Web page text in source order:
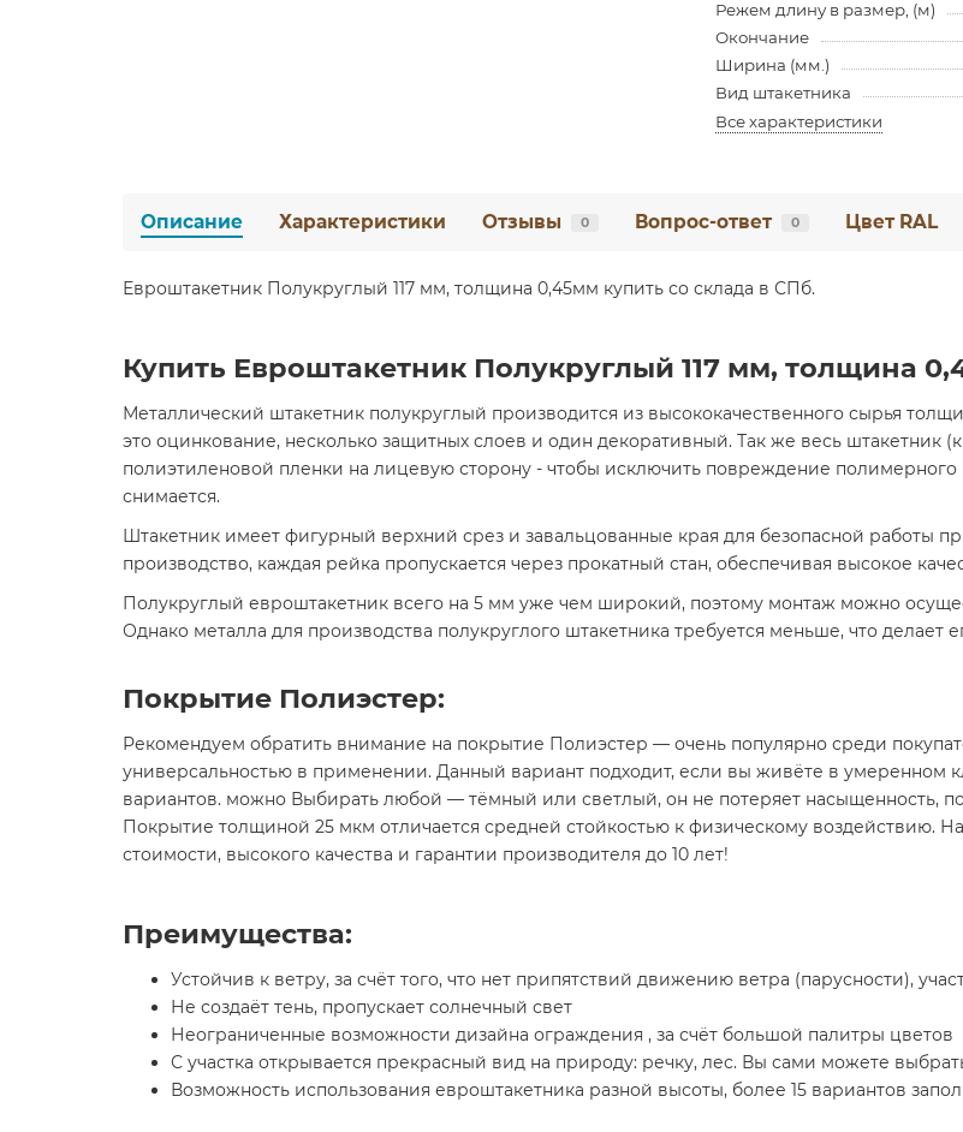
Режем длину в размер, (м)
Окончание
Ширина (мм.)
Вид штакетника
Все характеристики
Описание Характеристики Отзывы 0 Вопрос-ответ 0 Цвет RAL
Евроштакетник Полукруглый 117 мм, толщина 0,45мм купить со склада в СПб.
Купить Евроштакетник Полукруглый 117 мм, толщина
Металлический штакетник полукруглый производится из высококачественного сырья
это оцинкование, несколько защитных слоев и один декоративный. Так же весь штакетник
полиэтиленовой пленки на лицевую сторону - чтобы исключить повреждение
снимается.
Штакетник имеет фигурный верхний срез и завальцованные края для безопасной работы
производство, каждая рейка пропускается через прокатный стан, обеспечивая высокое
Полукруглый евроштакетник всего на 5 мм уже чем широкий, поэтому монтаж можно
Однако металла для производства полукруглого штакетника требуется меньше, что делает
Покрытие Полиэстер:
Рекомендуем обратить внимание на покрытие Полиэстер — очень популярно среди
универсальностью в применении. Данный вариант подходит, если вы живёте в умеренном
вариантов. можно Выбирать любой — тёмный или светлый, он не потеряет насыщенность,
Покрытие толщиной 25 мкм отличается средней стойкостью к физическому воздействию.
стоимости, высокого качества и гарантии производителя до 10 лет!
Преимущества:
Устойчив к ветру, за счёт того, что нет припятствий движению ветра (парусности),
Не создаёт тень, пропускает солнечный свет
Неограниченные возможности дизайна ограждения , за счёт большой палитры цветов
С участка открывается прекрасный вид на природу: речку, лес. Вы сами можете
Возможность использования евроштакетника разной высоты, более 15 вариантов